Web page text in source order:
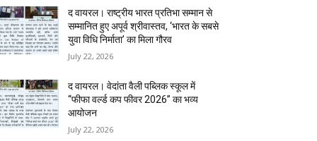
द वायरल। राष्ट्रीय भारत प्रतिभा सम्मान से
सम्मानित हुए अपूर्व श्रीवास्तव, ‘भारत के सबसे
युवा विधि निर्माता’ का मिला गौरव
July 22, 2026
द वायरल। वेदांता वैली पब्लिक स्कूल में
“फीफा वर्ल्ड कप फीवर 2026” का भव्य
आयोजन
July 22, 2026